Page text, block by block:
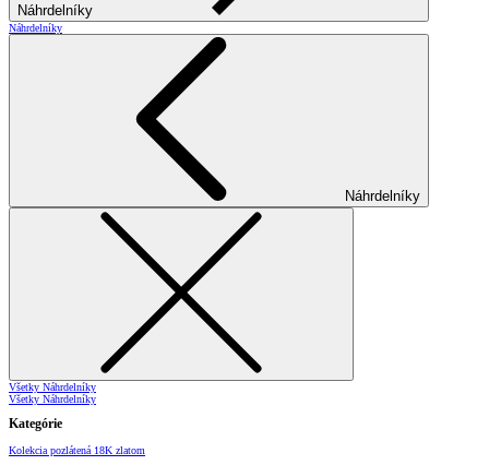
Náhrdelníky
Náhrdelníky
Náhrdelníky
Všetky Náhrdelníky
Všetky Náhrdelníky
Kategórie
Kolekcia pozlátená 18K zlatom